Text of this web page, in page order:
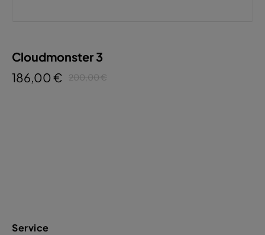
Cloudmonster 3
186,00 €
200,00 €
Service